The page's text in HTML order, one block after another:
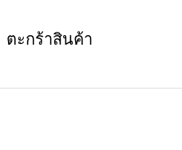
ตะกร้าสินค้า